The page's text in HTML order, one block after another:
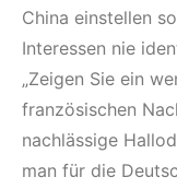
China einstellen
Interessen nie
„Zeigen Sie ein
französischen
nachlässige
man für die